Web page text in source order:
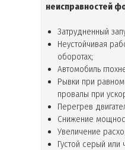
неисправностей
Затрудненный
Неустойчивая
оборотах;
Автомобиль
Рывки при
провалы при
Перегрев
Снижение
Увеличение
Густой серый